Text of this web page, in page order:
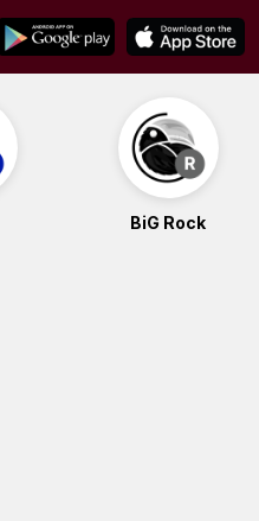
BiG Rock